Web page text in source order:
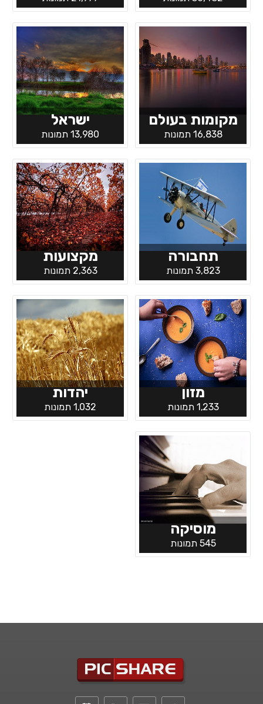
מקומות בעולם
16,838 תמונות
ישראל
13,980 תמונות
תחבורה
3,823 תמונות
מקצועות
2,363 תמונות
מזון
1,233 תמונות
יהדות
1,032 תמונות
מוסיקה
545 תמונות